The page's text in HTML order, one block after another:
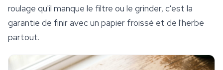
roulage qu'il manque le filtre ou le grinder, c'est la
garantie de finir avec un papier froissé et de l'herbe
partout.